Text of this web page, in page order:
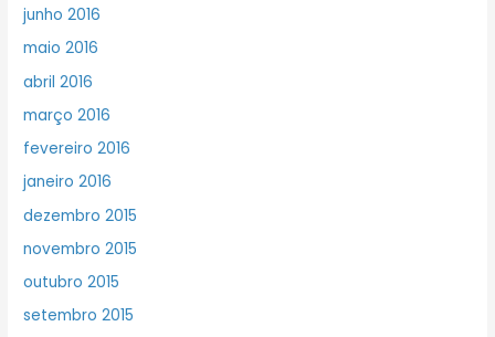
junho 2016
maio 2016
abril 2016
março 2016
fevereiro 2016
janeiro 2016
dezembro 2015
novembro 2015
outubro 2015
setembro 2015